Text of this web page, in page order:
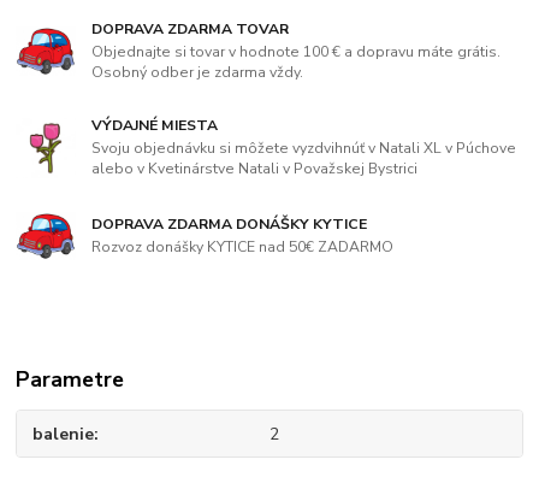
DOPRAVA ZDARMA TOVAR
Objednajte si tovar v hodnote 100 € a dopravu máte grátis.
Osobný odber je zdarma vždy.
VÝDAJNÉ MIESTA
Svoju objednávku si môžete vyzdvihnúť v Natali XL v Púchove
alebo v Kvetinárstve Natali v Považskej Bystrici
DOPRAVA ZDARMA DONÁŠKY KYTICE
Rozvoz donášky KYTICE nad 50€ ZADARMO
Parametre
balenie 2